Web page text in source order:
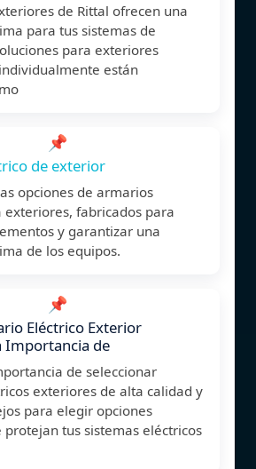
de Rittal ofrecen una
para tus sistemas de
para exteriores
están
📌
de exterior
opciones de armarios
exteriores, fabricados para
y garantizar una
de los equipos.
📌
Eléctrico Exterior
Importancia de
de seleccionar
exteriores de alta calidad y
para elegir opciones
protejan tus sistemas eléctricos